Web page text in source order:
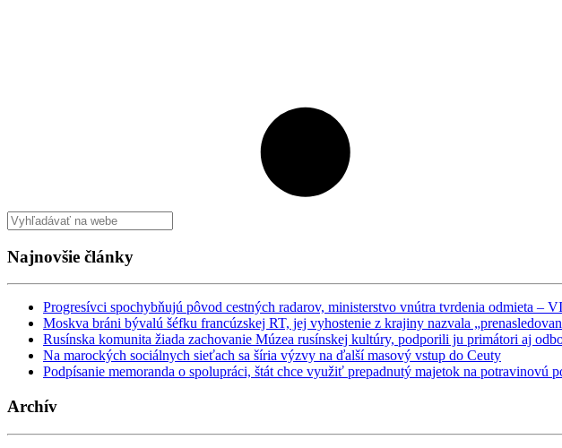
Najnovšie články
Progresívci spochybňujú pôvod cestných radarov, ministerstvo vnútra tvrdenia odmieta –
Moskva bráni bývalú šéfku francúzskej RT, jej vyhostenie z krajiny nazvala
Rusínska komunita žiada zachovanie Múzea rusínskej kultúry, podporili ju primátori aj
Na marockých sociálnych sieťach sa šíria výzvy na ďalší masový vstup do Ceuty
Podpísanie memoranda o spolupráci, štát chce využiť prepadnutý majetok na potravinovú
Archív